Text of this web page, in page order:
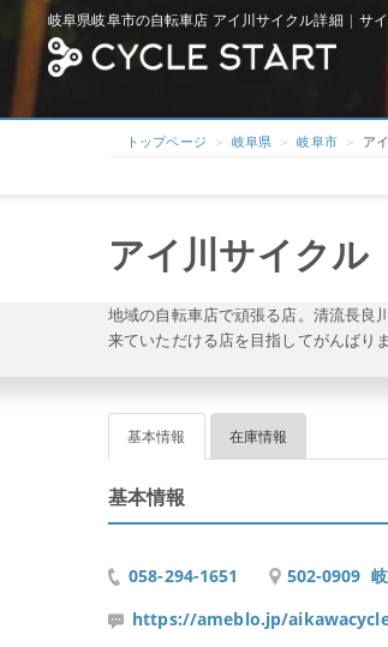
岐阜県岐阜市の自転車店 アイ川サイクル詳細 | サ
トップページ 岐阜県 岐阜市 ア
アイ川サイクル
地域の自転車店で頑張る店。清流長良
来ていただける店を目指してがんばりま
基本情報 在庫情報
基本情報
058-294-1651 502-0909
https://ameblo.jp/